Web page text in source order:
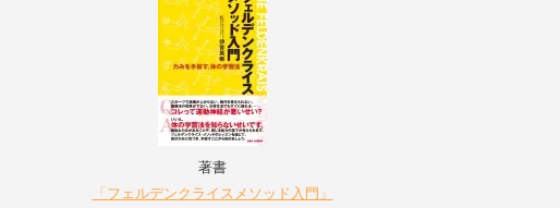
著書
「フェルデンクライスメソッド入門」